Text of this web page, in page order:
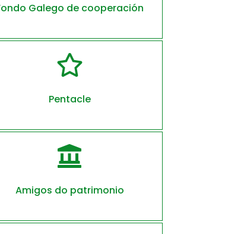
Galego de cooperación

Pentacle

Amigos do patrimonio